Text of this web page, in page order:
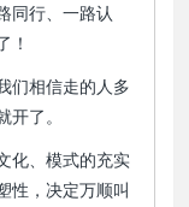
同行、一路认
！
们相信走的人多
了。
化、模式的充实
性，决定万顺叫